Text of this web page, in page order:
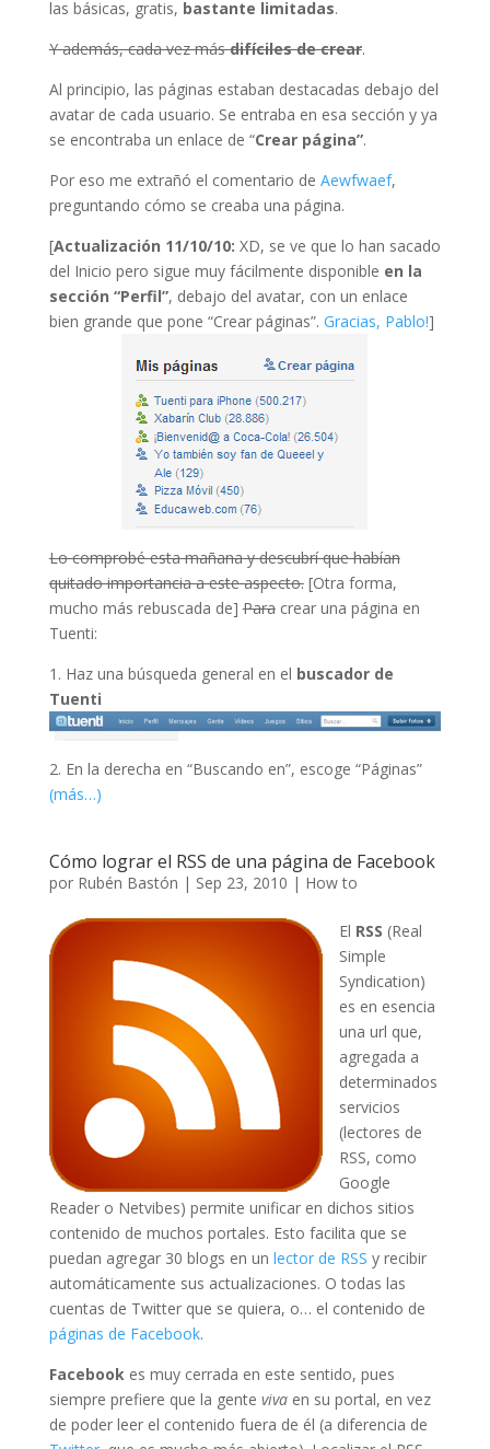
las básicas, gratis, bastante limitadas.
Y además, cada vez másdifíciles de crear.
Al principio, las páginas estaban destacadas debajo del
avatar de cada usuario. Se entraba en esa sección y ya
se encontraba un enlace de “Crear página”.
Por eso me extrañó el comentario de Aewfwaef,
preguntando cómo se creaba una página.
[Actualización 11/10/10: XD, se ve que lo han sacado
del Inicio pero sigue muy fácilmente disponible en la
sección “Perfil”, debajo del avatar, con un enlace
bien grande que pone “Crear páginas”. Gracias, Pablo!]
Lo comprobé esta mañana y descubrí que habían
quitado importancia a este aspecto.[Otra forma,
mucho más rebuscada de]Paracrear una página en
Tuenti:
1. Haz una búsqueda general en el buscador de
Tuenti
2. En la derecha en “Buscando en”, escoge “Páginas”
(más…)
Cómo lograr el RSS de una página de Facebook
por Rubén Bastón | Sep 23, 2010 | How to
El RSS (Real
Simple
Syndication)
es en esencia
una url que,
agregada a
determinados
servicios
(lectores de
RSS, como
Google
Reader o Netvibes) permite unificar en dichos sitios
contenido de muchos portales. Esto facilita que se
puedan agregar 30 blogs en un lector de RSS y recibir
automáticamente sus actualizaciones. O todas las
cuentas de Twitter que se quiera, o… el contenido de
páginas de Facebook.
Facebookes muy cerrada en este sentido, pues
siempre prefiere que la gente vivaen su portal, en vez
de poder leer el contenido fuera de él (a diferencia de